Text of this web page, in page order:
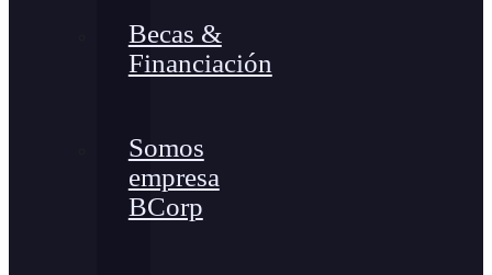
Becas &
Financiación
Somos
empresa
BCorp